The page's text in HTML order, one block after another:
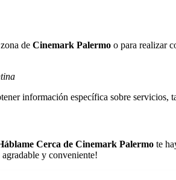
de Cinemark Palermo o para realizar
información específica sobre
Cerca de Cinemark Palermo te
y conveniente!